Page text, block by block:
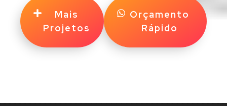
Mais
Projetos
Orçamento
Rápido